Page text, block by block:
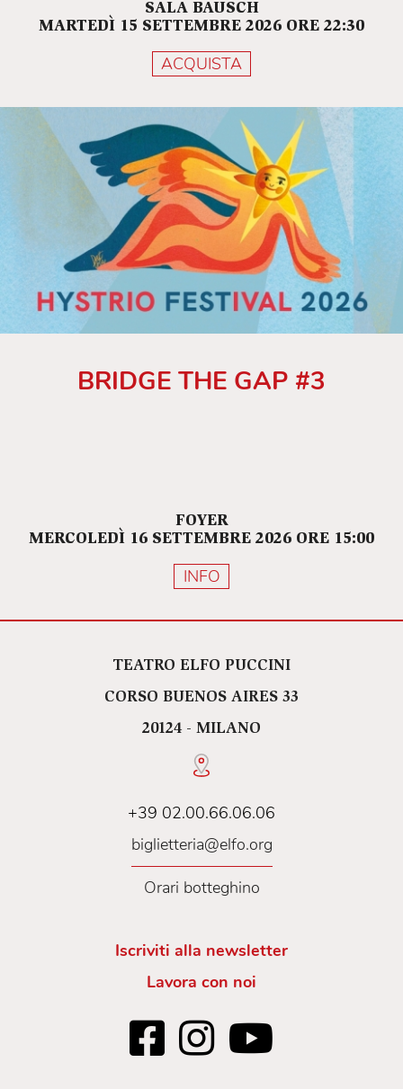
SALA BAUSCH
MARTEDÌ 15 SETTEMBRE 2026 ORE 22:30
ACQUISTA
BRIDGE THE GAP #3
FOYER
MERCOLEDÌ 16 SETTEMBRE 2026 ORE 15:00
INFO
TEATRO ELFO PUCCINI
CORSO BUENOS AIRES 33
20124 - MILANO
+39 02.00.66.06.06
biglietteria@elfo.org
Orari botteghino
Iscriviti alla newsletter
Lavora con noi